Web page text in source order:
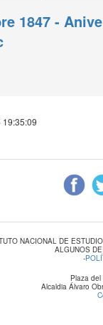
1847 -
19:35:09
NACIONAL DE
ALGUNOS
-
Plaza
Alcaldia Álvaro